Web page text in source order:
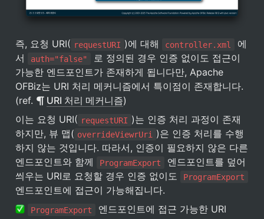
즉, 요청 URI( requestURI )에 대해 controller.xml
에
서
auth="false"
로 정의된 경우 인증 없이도 접근이
가능한 엔드포인트가 존재하게 됩니다만, Apache
OFBiz는 URI 처리 메커니즘에서 특이점이 존재합니다.
(ref.
URI 처리 메커니즘)
이는 요청 URI( requestURI )는 인증 처리 과정이 존재
하지만, 뷰 맵( overrideViewrUri
)은 인증 처리를 수행
하지 않는 것입니다. 따라서, 인증이 필요하지 않은 다른
엔드포인트와 함께
ProgramExport
엔드포인트를 덮어
씌우는 URI로 요청할 경우 인증 없이도
ProgramExport
엔드포인트에 접근이 가능해집니다.
ProgramExport 엔드포인트에 접근 가능한 URI